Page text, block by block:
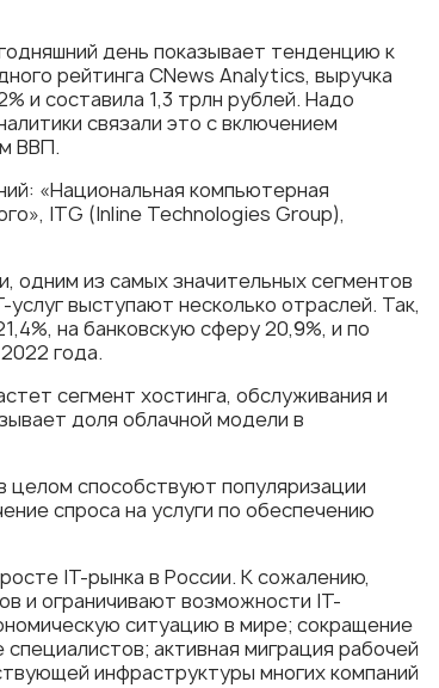
день показывает тенденцию к
рейтинга CNews Analytics, выручка
и составила 1,3 трлн рублей. Надо
связали это с включением
ВВП.
«Национальная компьютерная
ITG (Inline Technologies Group),
одним из самых значительных сегментов
выступают несколько отраслей. Так,
на банковскую сферу 20,9%, и по
года.
сегмент хостинга, обслуживания и
доля облачной модели в
целом способствуют популяризации
спроса на услуги по обеспечению
IT-рынка в России. К сожалению,
и ограничивают возможности IT-
ситуацию в мире; сокращение
активная миграция рабочей
инфраструктуры многих компаний